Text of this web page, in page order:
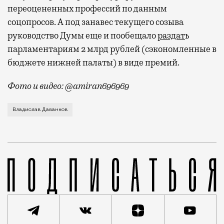
переоцененных профессий по данным
соцопросов. А под занавес текущего созыва
руководство Думы еще и пообещалораздать
парламентариям 2 млрд рублей (сэкономленные в
бюджете нижней палаты) в виде премий.
Фото и видео: @amiran696969
Видео с репликой из интервью народного
Владислав Даванков